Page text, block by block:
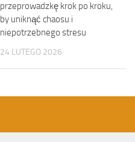
przeprowadzkę krok po kroku,
by uniknąć chaosu i
niepotrzebnego stresu
24 LUTEGO 2026